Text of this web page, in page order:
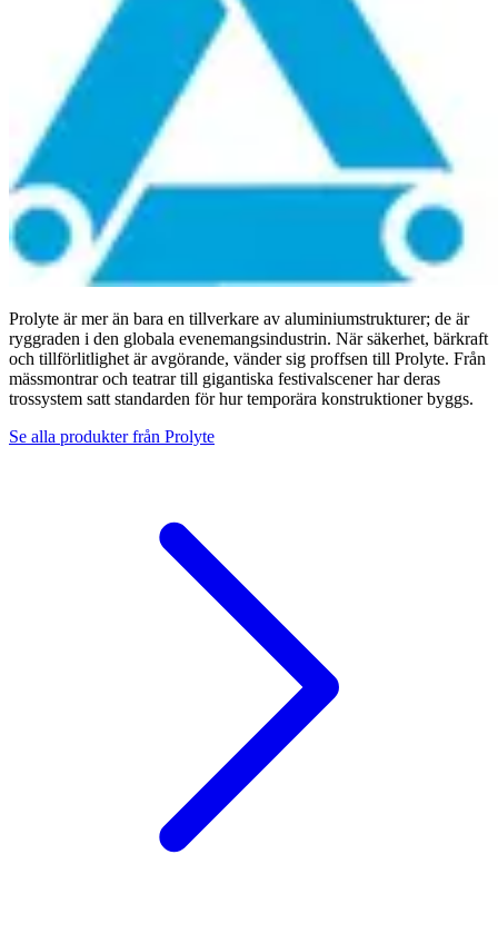
Prolyte är mer än bara en tillverkare av aluminiumstrukturer; de är
ryggraden i den globala evenemangsindustrin. När säkerhet, bärkraft
och tillförlitlighet är avgörande, vänder sig proffsen till Prolyte. Från
mässmontrar och teatrar till gigantiska festivalscener har deras
trossystem satt standarden för hur temporära konstruktioner byggs.
Se alla produkter från Prolyte